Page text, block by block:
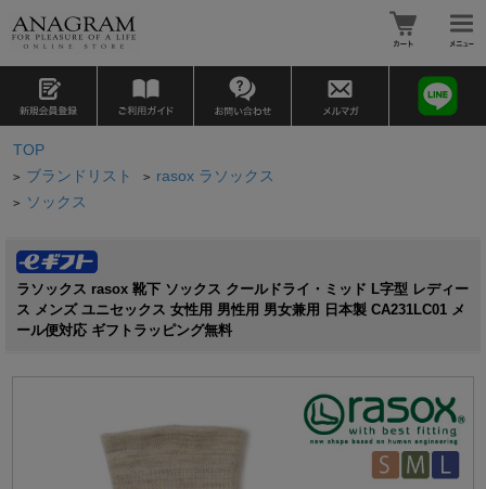
TOP
> ブランドリスト > rasox ラソックス
> ソックス
ラソックス rasox 靴下 ソックス クールドライ・ミッド L字型 レディー
ス メンズ ユニセックス 女性用 男性用 男女兼用 日本製 CA231LC01 メ
ール便対応 ギフトラッピング無料